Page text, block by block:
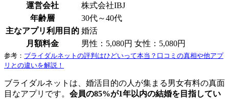
運営会社
株式会社IBJ
年齢層
30代～40代
主なアプリ利用目的 婚活
月額料金
男性：5,080円 女性：5,080円
参考： ブライダルネットの評判はひどいって本当？口コミの真相や他アプ
リとの違いを解説！
ブライダルネットは、婚活目的の人が集まる男女有料の真面
目なアプリです。 会員の85%が1年以内の結婚を目指してい